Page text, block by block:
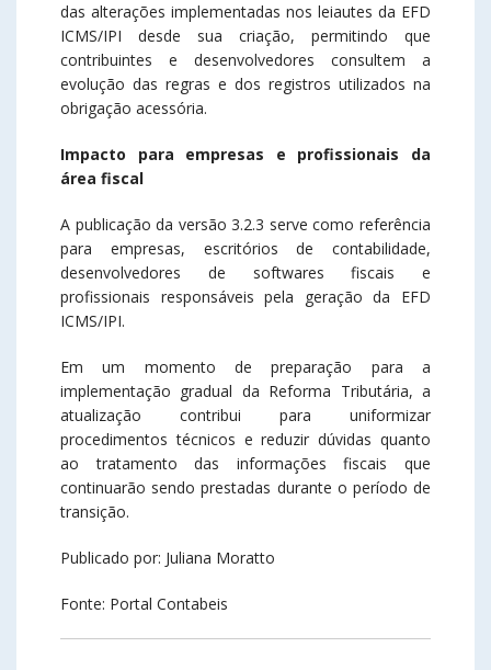
das alterações implementadas nos leiautes da EFD
ICMS/IPI desde sua criação, permitindo que
contribuintes e desenvolvedores consultem a
evolução das regras e dos registros utilizados na
obrigação acessória.
Impacto para empresas e profissionais da
área fiscal
A publicação da versão 3.2.3 serve como referência
para empresas, escritórios de contabilidade,
desenvolvedores de softwares fiscais e
profissionais responsáveis pela geração da EFD
ICMS/IPI.
Em um momento de preparação para a
implementação gradual da Reforma Tributária, a
atualização contribui para uniformizar
procedimentos técnicos e reduzir dúvidas quanto
ao tratamento das informações fiscais que
continuarão sendo prestadas durante o período de
transição.
Publicado por: Juliana Moratto
Fonte: Portal Contabeis